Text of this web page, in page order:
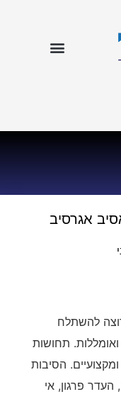
אגרסיב
להשתלח
תחושות
הסיבות
העדר פרגון, אי